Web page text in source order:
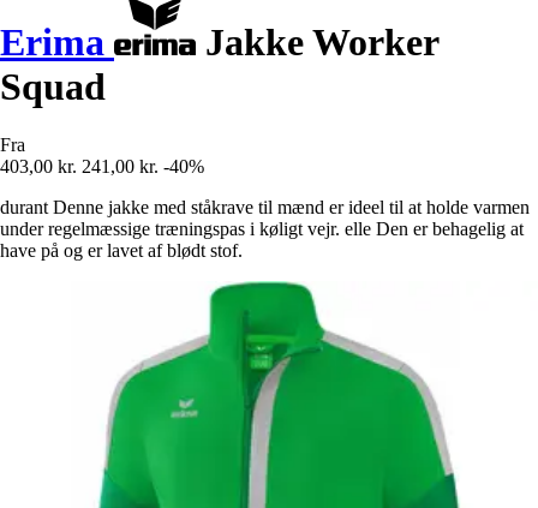
Erima
Jakke Worker
Squad
Fra
403,00 kr. 241,00 kr. -40%
durant Denne jakke med ståkrave til mænd er ideel til at holde varmen
under regelmæssige træningspas i køligt vejr. elle Den er behagelig at
have på og er lavet af blødt stof.